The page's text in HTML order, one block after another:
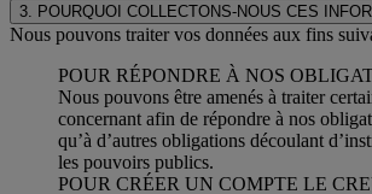
3. POURQUOI COLLECTONS-NOUS CES
Nous pouvons traiter vos données aux fins
POUR RÉPONDRE À NOS
Nous pouvons être amenés à traiter
concernant afin de répondre à nos
qu’à d’autres obligations découlant
les pouvoirs publics.
POUR CRÉER UN COMPTE LE